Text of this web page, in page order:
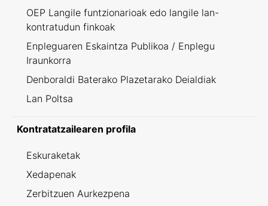
OEP Langile funtzionarioak edo langile lan-
kontratudun finkoak
Enpleguaren Eskaintza Publikoa / Enplegu
Iraunkorra
Denboraldi Baterako Plazetarako Deialdiak
Lan Poltsa
Kontratatzailearen profila
Eskuraketak
Xedapenak
Zerbitzuen Aurkezpena